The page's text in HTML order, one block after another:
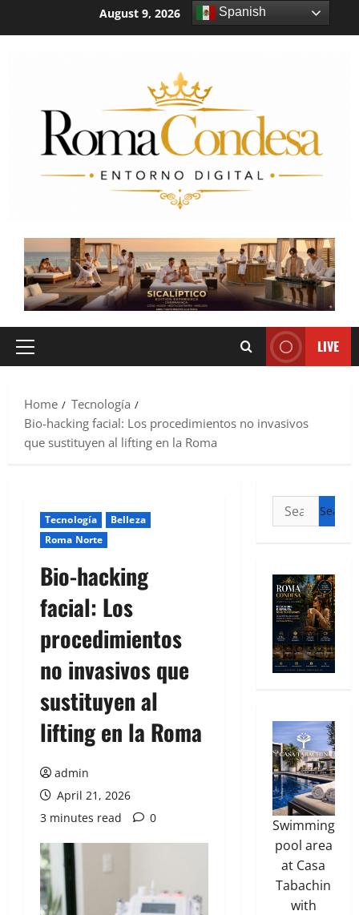
August 9, 2026 4:33:24 AM
LIVE
Home
Tecnología
Bio-hacking facial: Los procedimientos no invasivos
que sustituyen al lifting en la Roma
Tecnología
Belleza
Roma Norte
Bio-hacking
facial: Los
procedimientos
no invasivos que
sustituyen al
lifting en la Roma
admin
April 21, 2026
3 minutes read
0
Swimming
pool area
at Casa
Tabachin
with
Spanish